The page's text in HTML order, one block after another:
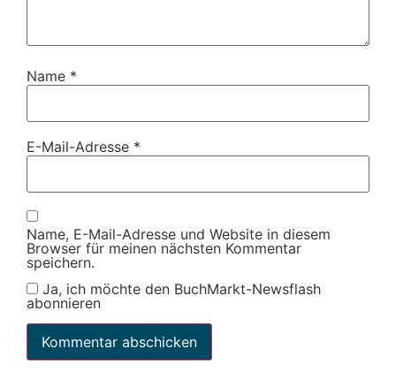
Name *
E-Mail-Adresse *
Name, E-Mail-Adresse und Website in diesem
Browser für meinen nächsten Kommentar
speichern.
Ja, ich möchte den BuchMarkt-Newsflash
abonnieren